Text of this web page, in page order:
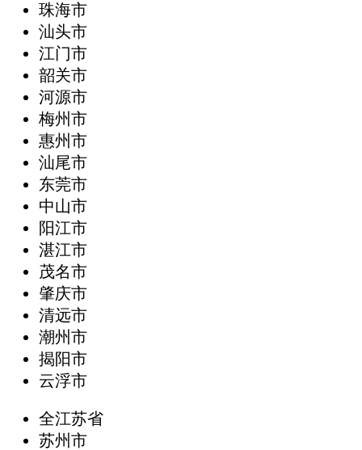
珠海市
汕头市
江门市
韶关市
河源市
梅州市
惠州市
汕尾市
东莞市
中山市
阳江市
湛江市
茂名市
肇庆市
清远市
潮州市
揭阳市
云浮市
全江苏省
苏州市